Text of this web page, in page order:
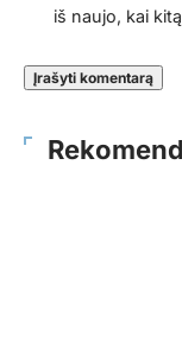
iš naujo, kai